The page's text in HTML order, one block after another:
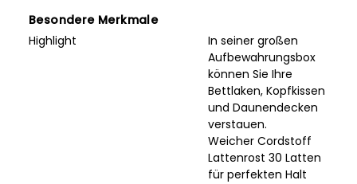
Besondere Merkmale
Highlight
In seiner großen
Aufbewahrungsbox
können Sie Ihre
Bettlaken, Kopfkissen
und Daunendecken
verstauen.
Weicher Cordstoff
Lattenrost 30 Latten
für perfekten Halt